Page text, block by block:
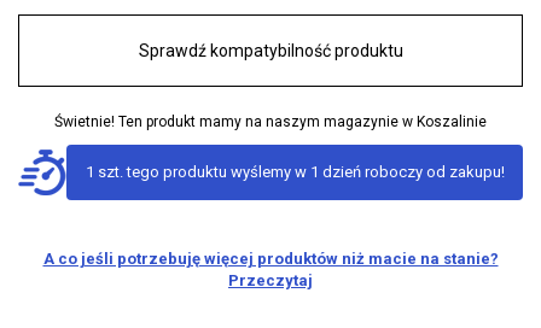
Sprawdź kompatybilność produktu
Świetnie! Ten produkt mamy na naszym magazynie w Koszalinie
1 szt. tego produktu wyślemy w 1 dzień roboczy od zakupu!
A co jeśli potrzebuję więcej produktów niż macie na stanie?
Przeczytaj